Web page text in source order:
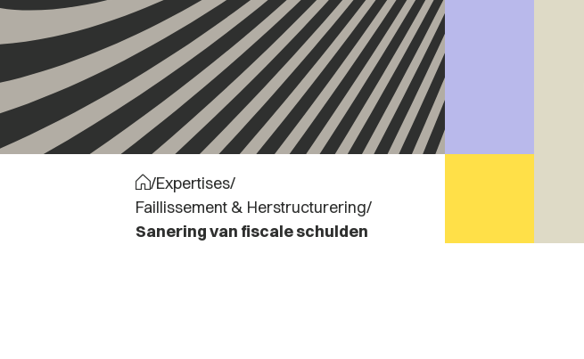
/Expertises/
Faillissement & Herstructurering/
Sanering van fiscale schulden